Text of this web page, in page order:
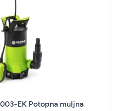
EK Potopna muljna